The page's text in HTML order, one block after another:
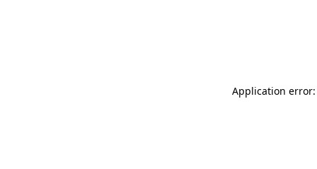
Application